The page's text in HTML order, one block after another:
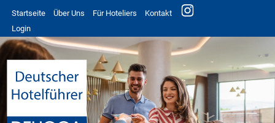
Startseite Über Uns Für Hoteliers
Kontakt
Login